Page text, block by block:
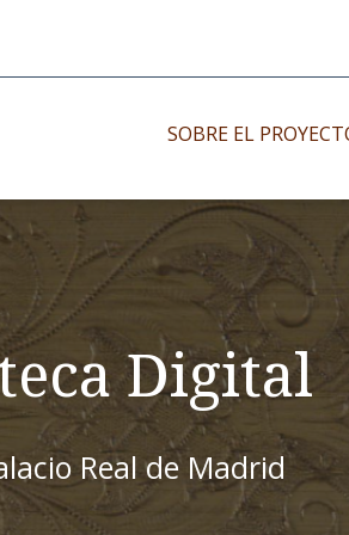
SOBRE EL
Impresos antiguos
Impresos modernos
Impresos menores
Digital
Real de Madrid